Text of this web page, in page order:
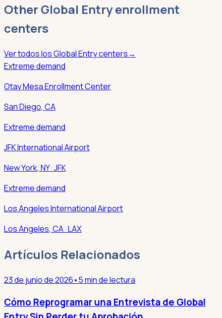
OtherGlobal Entryenrollment
centers
Ver todos losGlobal Entrycenters→
Extreme demand
Otay Mesa Enrollment Center
San Diego, CA
Extreme demand
JFK International Airport
New York, NY· JFK
Extreme demand
Los Angeles International Airport
Los Angeles, CA· LAX
Artículos Relacionados
23 de junio de 2026•5 min de lectura
Cómo Reprogramar una Entrevista de Global